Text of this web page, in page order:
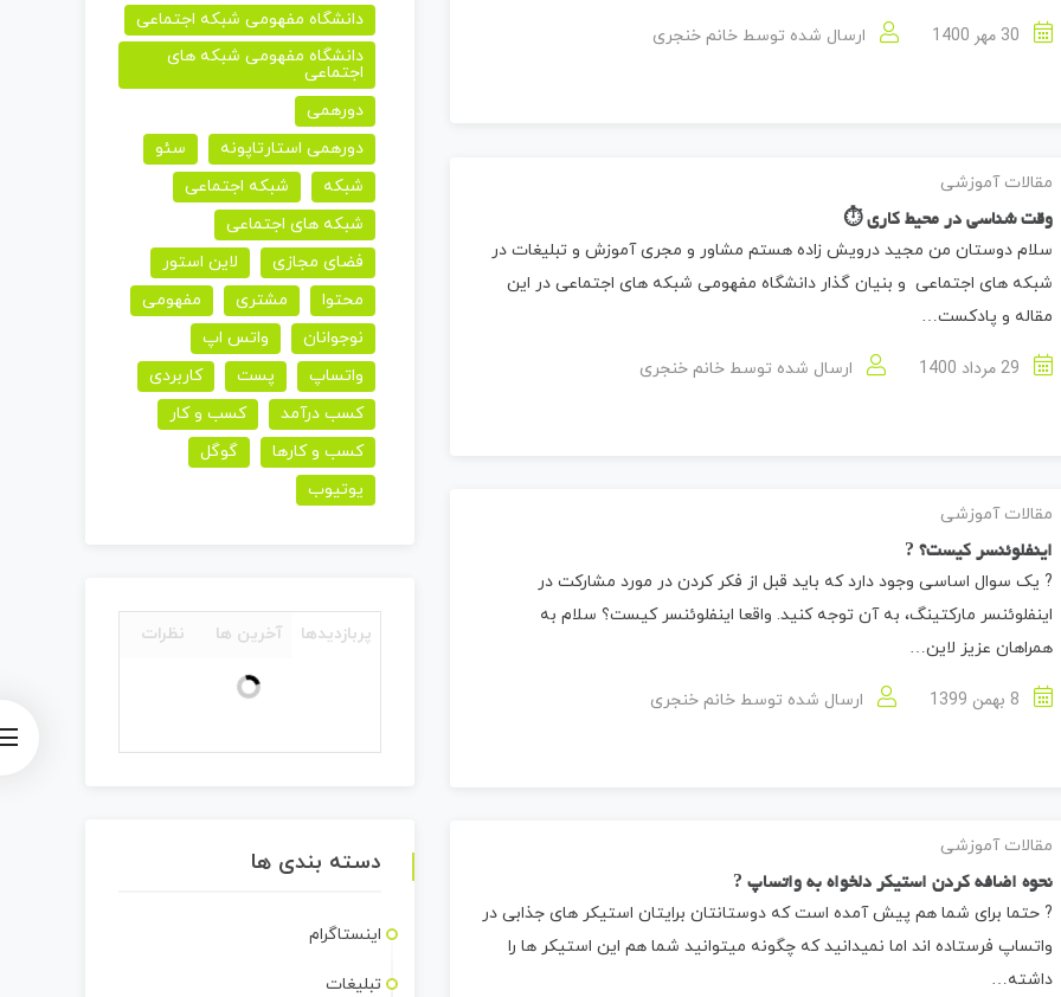
ارسال شده توسط خانم خنجری
مقالات آموزشی
وقت شناسی در محیط کاری ⏱
سلام دوستان من مجید درویش زاده هستم مشاور و مجری آموزش و تبلیغات در
شبکه های اجتماعی و بنیان گذار دانشگاه مفهومی شبکه های اجتماعی در این
مقاله و پادکست…
ارسال شده توسط خانم خنجری
مقالات آموزشی
اینفلوئنسر کیست؟ ?
? یک سوال اساسی وجود دارد که باید قبل از فکر کردن در مورد مشارکت در
اینفلوئنسر مارکتینگ، به آن توجه کنید. واقعا اینفلوئنسر کیست؟ سلام به
همراهان عزیز لاین…
ارسال شده توسط خانم خنجری
مقالات آموزشی
نحوه اضافه کردن استیکر دلخواه به واتساپ ?
? حتما برای شما هم پیش آمده است که دوستانتان برایتان استیکر های جذابی در
واتساپ فرستاده اند اما نمیدانید که چگونه میتوانید شما هم این استیکر ها را
داشته…
دانشگاه مفهومی شبکه اجتماعی
دانشگاه مفهومی شبکه های
اجتماعی
دورهمی
دورهمی استارتاپونه
سئو
شبکه
شبکه اجتماعی
شبکه های اجتماعی
فضای مجازی
لاین استور
محتوا
مشتری
مفهومی
نوجوانان
واتس اپ
واتساپ
پست
کاربردی
کسب درآمد
کسب و کار
کسب و کارها
گوگل
یوتیوب
پربازدیدها آخرین ها نظرات
دسته بندی ها
اینستاگرام
تبلیغات